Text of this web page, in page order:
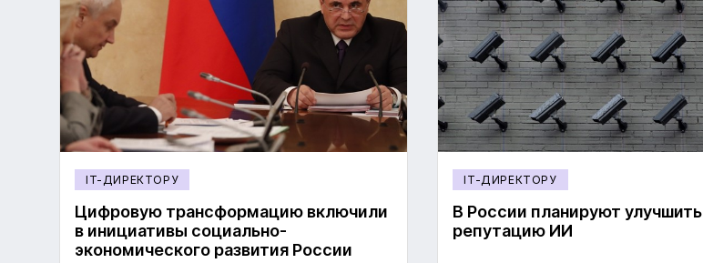
IT-ДИРЕКТОРУ
Цифровую трансформацию включили
в инициативы социально-
экономического развития России
IT-ДИРЕКТОРУ
В России планируют улучшить
репутацию ИИ